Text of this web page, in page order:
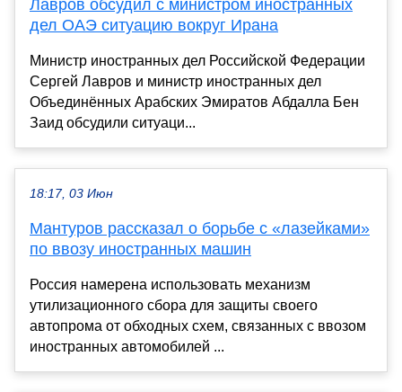
Лавров обсудил с министром иностранных
дел ОАЭ ситуацию вокруг Ирана
Министр иностранных дел Российской Федерации
Сергей Лавров и министр иностранных дел
Объединённых Арабских Эмиратов Абдалла Бен
Заид обсудили ситуаци...
18:17, 03 Июн
Мантуров рассказал о борьбе с «лазейками»
по ввозу иностранных машин
Россия намерена использовать механизм
утилизационного сбора для защиты своего
автопрома от обходных схем, связанных с ввозом
иностранных автомобилей ...